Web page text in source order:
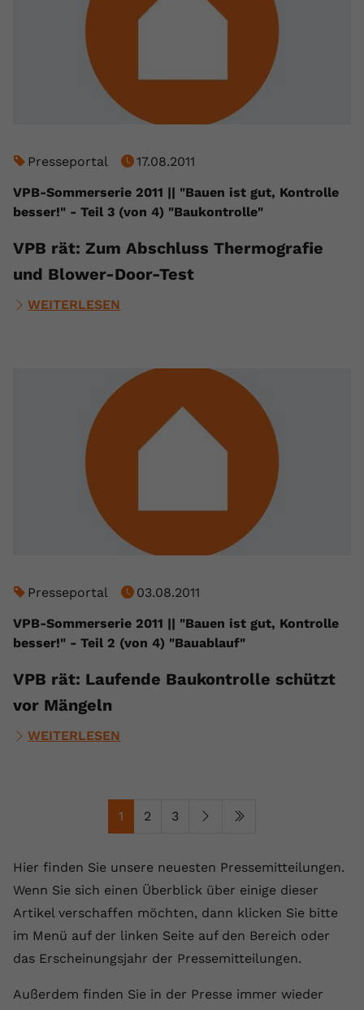
Presseportal
17.08.2011
VPB-Sommerserie 2011 || "Bauen ist gut, Kontrolle
besser!" - Teil 3 (von 4) "Baukontrolle"
VPB rät: Zum Abschluss Thermografie
und Blower-Door-Test
WEITERLESEN
Presseportal
03.08.2011
VPB-Sommerserie 2011 || "Bauen ist gut, Kontrolle
besser!" - Teil 2 (von 4) "Bauablauf"
VPB rät: Laufende Baukontrolle schützt
vor Mängeln
WEITERLESEN
1 2 3
Hier finden Sie unsere neuesten Pressemitteilungen.
Wenn Sie sich einen Überblick über einige dieser
Artikel verschaffen möchten, dann klicken Sie bitte
im Menü auf der linken Seite auf den Bereich oder
das Erscheinungsjahr der Pressemitteilungen.
Außerdem finden Sie in der Presse immer wieder